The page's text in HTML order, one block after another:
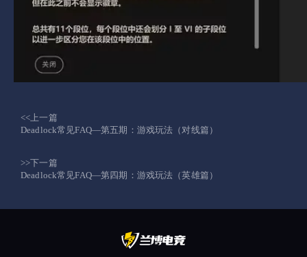
<<上一篇
Deadlock常见FAQ—第五期：游戏玩法（对线篇）
>>下一篇
Deadlock常见FAQ—第四期：游戏玩法（英雄篇）